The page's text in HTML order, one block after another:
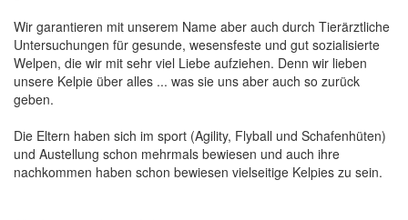
Wir garantieren mit unserem Name aber auch durch Tierärztliche
Untersuchungen für gesunde, wesensfeste und gut sozialisierte
Welpen, die wir mit sehr viel Liebe aufziehen. Denn wir lieben
unsere Kelpie über alles ... was sie uns aber auch so zurück
geben.
Die Eltern haben sich im sport (Agility, Flyball und Schafenhüten)
und Austellung schon mehrmals bewiesen und auch ihre
nachkommen haben schon bewiesen vielseitige Kelpies zu sein.